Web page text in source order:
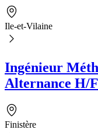
Ile-et-Vilaine
Ingénieur
Alternance H/F
Finistère